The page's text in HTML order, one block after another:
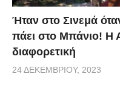
Ήταν στο Σινεμά
πάει στο Μπάνιο! Η
διαφορετική
24 ΔΕΚΕΜΒΡΊΟΥ, 2023